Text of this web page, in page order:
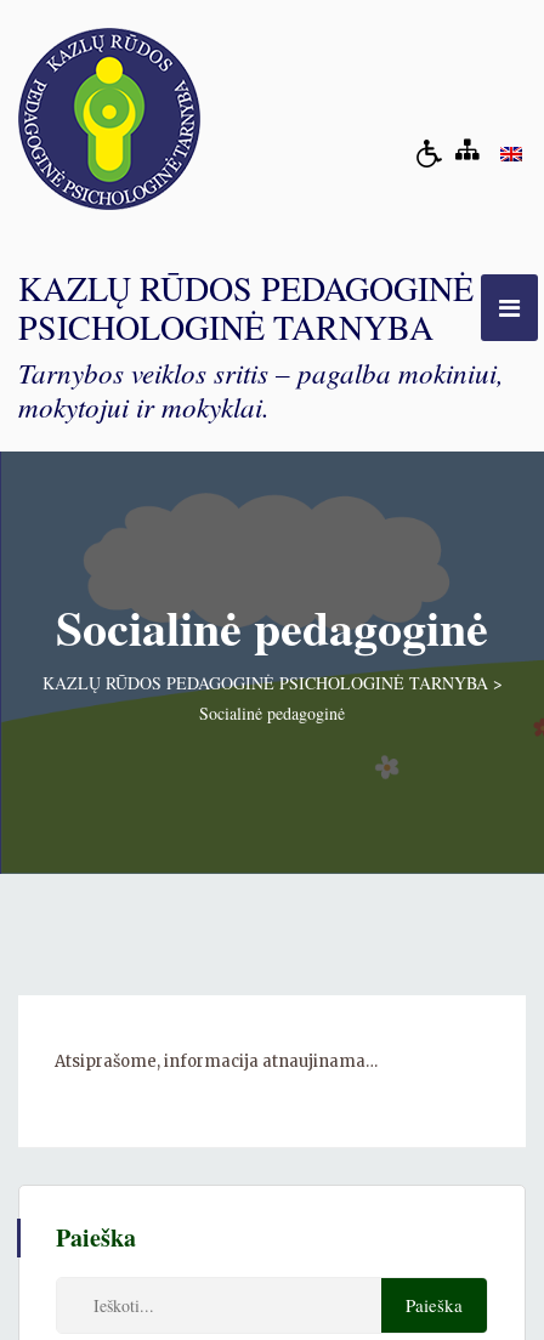
KAZLŲ RŪDOS PEDAGOGINĖ
PSICHOLOGINĖ TARNYBA
Tarnybos veiklos sritis – pagalba mokiniui,
mokytojui ir mokyklai.
Socialinė pedagoginė
KAZLŲ RŪDOS PEDAGOGINĖ PSICHOLOGINĖ TARNYBA>
Socialinė pedagoginė
Atsiprašome, informacija atnaujinama…
Paieška